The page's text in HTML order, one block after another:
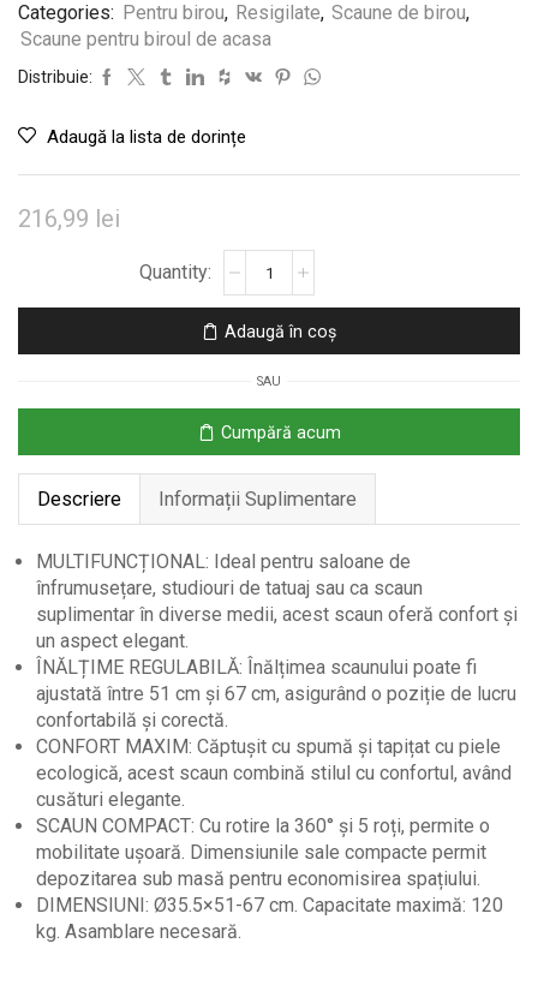
Categories: Pentru birou, Resigilate, Scaune de birou,
Scaune pentru biroul de acasa
Distribuie:
Adaugă la lista de dorințe
216,99 lei
-
Scaun
Roti,
Ajustabil,
Negru,
Ø35.5x51-
67
cm
-
Desigilat
Adaugă în coș
SAU
Cumpără acum
Descriere Informații Suplimentare
MULTIFUNCȚIONAL: Ideal pentru saloane de
înfrumusețare, studiouri de tatuaj sau ca scaun
suplimentar în diverse medii, acest scaun oferă confort și
un aspect elegant.
ÎNĂLȚIME REGULABILĂ: Înălțimea scaunului poate fi
ajustată între 51 cm și 67 cm, asigurând o poziție de lucru
confortabilă și corectă.
CONFORT MAXIM: Căptușit cu spumă și tapițat cu piele
ecologică, acest scaun combină stilul cu confortul, având
cusături elegante.
SCAUN COMPACT: Cu rotire la 360° și 5 roți, permite o
mobilitate ușoară. Dimensiunile sale compacte permit
depozitarea sub masă pentru economisirea spațiului.
DIMENSIUNI: Ø35.5×51-67 cm. Capacitate maximă: 120
kg. Asamblare necesară.